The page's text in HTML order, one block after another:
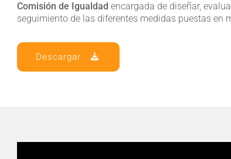
Comisión de Igualdad encargada de diseñar,
seguimiento de las diferentes medidas puestas en
Descargar